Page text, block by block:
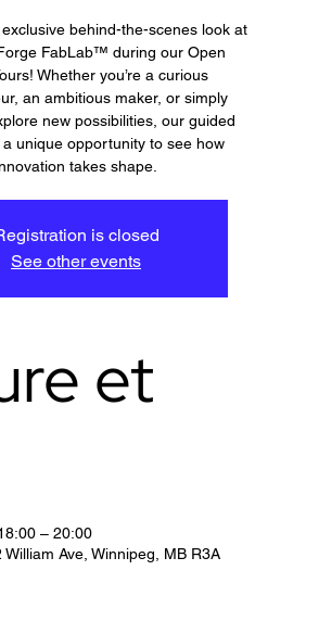
behind-the-scenes look at
FabLab™ during our Open
Whether you’re a curious
an ambitious maker, or simply
new possibilities, our guided
unique opportunity to see how
takes shape.
is closed
See other events
et
– 20:00
Ave, Winnipeg, MB R3A